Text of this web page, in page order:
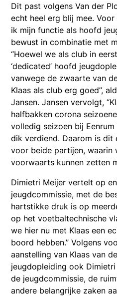
Dit past volgens Van der
echt heel erg blij mee.
ik mijn functie als hoofd
bewust in combinatie met
“Hoewel we als club in
‘dedicated’ hoofd
vanwege de zwaarte van
Klaas als club erg goed”,
Jansen. Jansen vervolgt,
halfbakken corona
volledig seizoen bij
dik verdiend. Daarom is dit
voor beide partijen, waarin
voorwaarts kunnen zetten
Dimietri Meijer vertelt op
jeugdcommissie, met de
hartstikke druk is op
op het voetbaltechnische
we hier nu met Klaas een
boord hebben.” Volgens
aanstelling van Klaas van
jeugdopleiding ook
de jeugdcommissie, de
andere belangrijke zaken